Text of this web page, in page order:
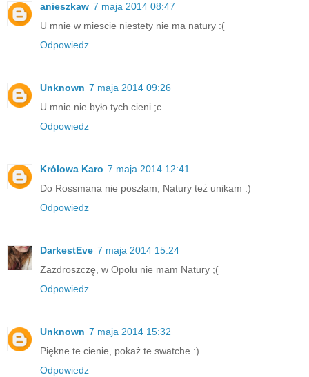
anieszkaw 7 maja 2014 08:47
U mnie w miescie niestety nie ma natury :(
Odpowiedz
Unknown 7 maja 2014 09:26
U mnie nie było tych cieni ;c
Odpowiedz
Królowa Karo 7 maja 2014 12:41
Do Rossmana nie poszłam, Natury też unikam :)
Odpowiedz
DarkestEve 7 maja 2014 15:24
Zazdroszczę, w Opolu nie mam Natury ;(
Odpowiedz
Unknown 7 maja 2014 15:32
Piękne te cienie, pokaż te swatche :)
Odpowiedz